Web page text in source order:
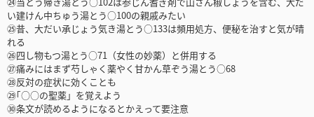
い建けん中ちゅう湯とう○100の親戚みたい
㉕昔、大だい承じょう気き湯とう○133は頻用処方、便秘を治すと気が晴
れる
㉖四し物もつ湯とう○71（女性の妙薬）と併用する
㉗痛みにはまず芍しゃく薬やく甘かん草ぞう湯とう○68
㉘反対の症状に効くことも
㉙｢○○の聖薬」を覚えよう
㉚条文が読めるようになるとかえって要注意